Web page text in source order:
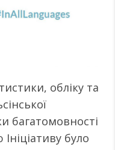
обліку та
багатомовності
було